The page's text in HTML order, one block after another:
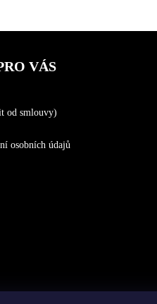
VÁS
od smlouvy)
osobních údajů